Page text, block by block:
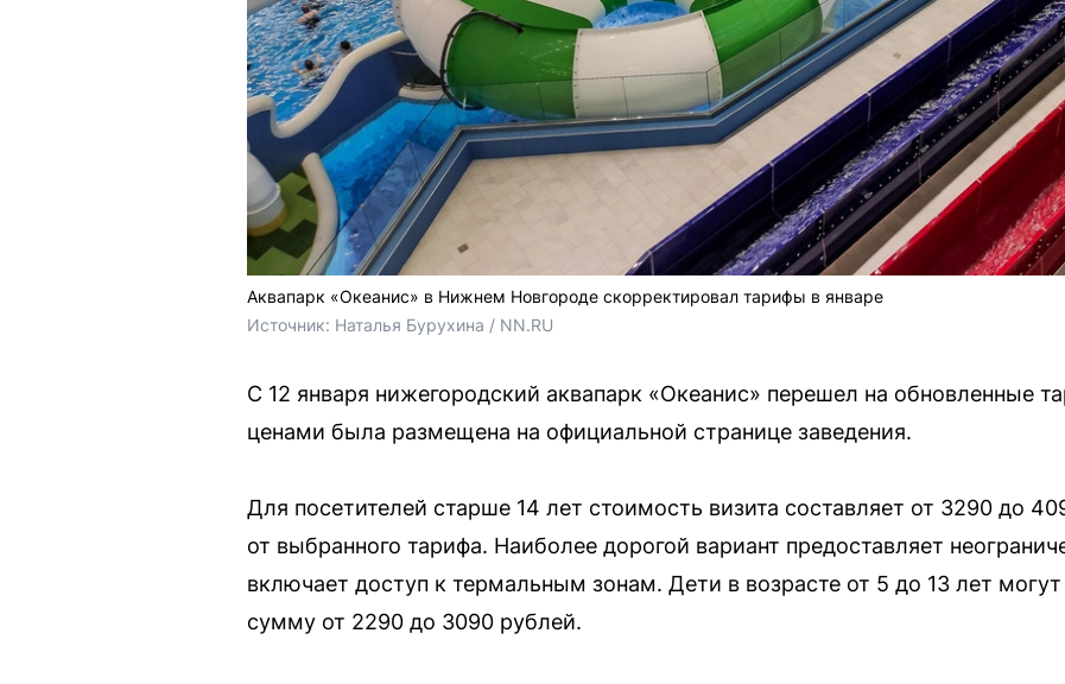
Аквапарк «Океанис» в Нижнем Новгороде скорректировал тарифы в январе
Источник: Наталья Бурухина / NN.RU
С 12 января нижегородский аквапарк «Океанис» перешел на обновленные
ценами была размещена на официальной странице заведения.
Для посетителей старше 14 лет стоимость визита составляет от 3290 до
от выбранного тарифа. Наиболее дорогой вариант предоставляет
включает доступ к термальным зонам. Дети в возрасте от 5 до 13 лет могут
сумму от 2290 до 3090 рублей.